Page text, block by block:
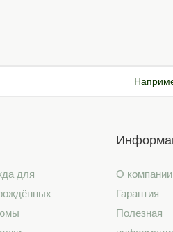
для
О компании
Гарантия
Полезная